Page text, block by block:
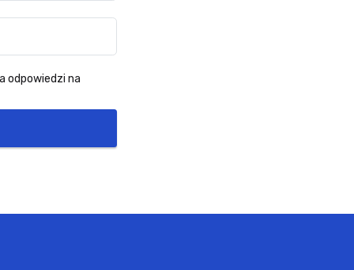
odpowiedzi na